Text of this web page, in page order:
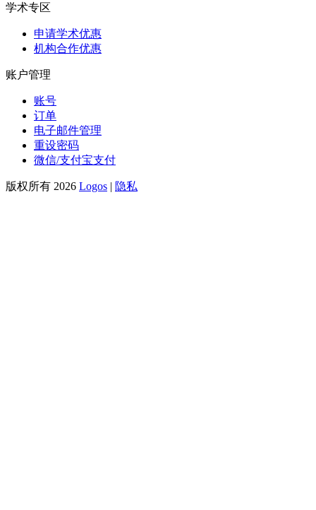
学术专区
申请学术优惠
机构合作优惠
账户管理
账号
订单
电子邮件管理
重设密码
微信/支付宝支付
版权所有 2026 Logos | 隐私